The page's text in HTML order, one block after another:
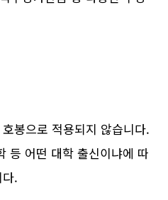
봉으로 적용되지 않습니다.
등 어떤 대학 출신이냐에 따
.